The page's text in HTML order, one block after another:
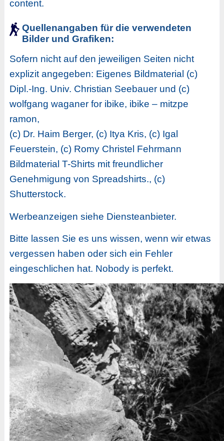
content.
Quellenangaben für die verwendeten
Bilder und Grafiken:
Sofern nicht auf den jeweiligen Seiten nicht
explizit angegeben: Eigenes Bildmaterial (c)
Dipl.-Ing. Univ. Christian Seebauer und (c)
wolfgang waganer for ibike, ibike – mitzpe
ramon,
(c) Dr. Haim Berger, (c) Itya Kris, (c) Igal
Feuerstein, (c) Romy Christel Fehrmann
Bildmaterial T-Shirts mit freundlicher
Genehmigung von Spreadshirts., (c)
Shutterstock.
Werbeanzeigen siehe Diensteanbieter.
Bitte lassen Sie es uns wissen, wenn wir etwas
vergessen haben oder sich ein Fehler
eingeschlichen hat. Nobody is perfekt.